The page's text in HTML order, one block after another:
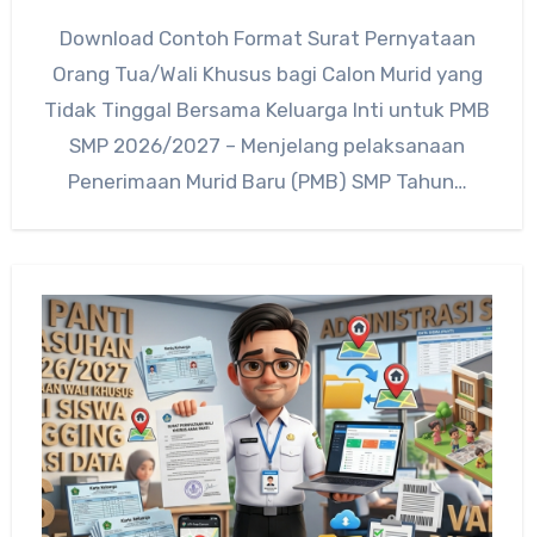
Download Contoh Format Surat Pernyataan
Orang Tua/Wali Khusus bagi Calon Murid yang
Tidak Tinggal Bersama Keluarga Inti untuk PMB
SMP 2026/2027 – Menjelang pelaksanaan
Penerimaan Murid Baru (PMB) SMP Tahun…